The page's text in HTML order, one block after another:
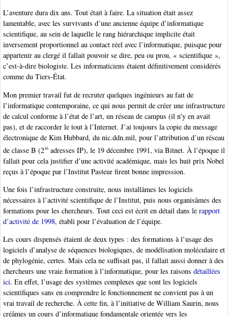
L’aventure dura dix ans. Tout était à faire. La situation était assez
lamentable, avec les survivants d’une ancienne équipe d’informatique
scientifique, au sein de laquelle le rang hiérarchique implicite était
inversement proportionnel au contact réel avec l’informatique, puisque pour
appartenir au clergé il fallait pouvoir se dire, peu ou prou, « scientifique »,
c’est-à-dire biologiste. Les informaticiens étaient définitivement considérés
comme du Tiers-État.
Mon premier travail fut de recruter quelques ingénieurs au fait de
l’informatique contemporaine, ce qui nous permit de créer une infrastructure
de calcul conforme à l’état de l’art, un réseau de campus (il n’y en avait
pas), et de raccorder le tout à l’Internet. J’ai toujours la copie du message
électronique de Kim Hubbard, du nic.ddn.mil, pour l’attribution d’un réseau
de classe B (216 adresses IP), le 19 décembre 1991, via Bitnet. À l’époque il
fallait pour cela justifier d’une activité académique, mais les huit prix Nobel
reçus à l’époque par l’Institut Pasteur firent bonne impression.
Une fois l’infrastructure construite, nous installâmes les logiciels
nécessaires à l’activité scientifique de l’Institut, puis nous organisâmes des
formations pour les chercheurs. Tout ceci est écrit en détail dans le rapport
d’activité de 1998, établi pour l’évaluation de l’équipe.
Les cours dispensés étaient de deux types : des formations à l’usage des
logiciels d’analyse de séquences biologiques, de modélisation moléculaire et
de phylogénie, certes. Mais cela ne suffisait pas, il fallait aussi donner à des
chercheurs une vraie formation à l’informatique, pour les raisons détaillées
ici. En effet, l’usage des systèmes complexes que sont les logiciels
scientifiques sans en comprendre le fonctionnement ne convient pas à un
vrai travail de recherche. À cette fin, à l’initiative de William Saurin, nous
créâmes un cours d’informatique fondamentale orientée vers les